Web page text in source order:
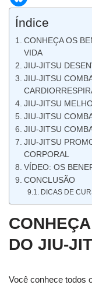
Índice
CONHEÇA OS
VIDA
JIU-JITSU
JIU-JITSU
JIU-JITSU
JIU-JITSU
JIU-JITSU
JIU-JITSU
CORPORAL
VÍDEO: OS
CONCLUSÃO
DICAS DE
DO JIU-
Você conhece todos